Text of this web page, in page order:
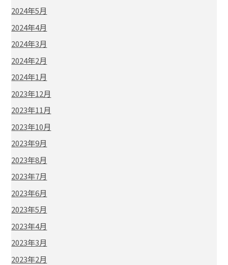
2024年5月
2024年4月
2024年3月
2024年2月
2024年1月
2023年12月
2023年11月
2023年10月
2023年9月
2023年8月
2023年7月
2023年6月
2023年5月
2023年4月
2023年3月
2023年2月